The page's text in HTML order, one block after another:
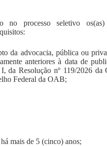
no processo seletivo os(as)
da advocacia, pública ou
anteriores à data de
da Resolução nº 119/2026
Federal da OAB;
mais de 5 (cinco) anos;